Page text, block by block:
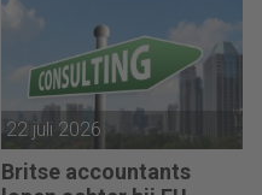
22 juli 2026
Britse accountants